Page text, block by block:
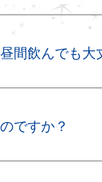
間飲んでも大
ですか？